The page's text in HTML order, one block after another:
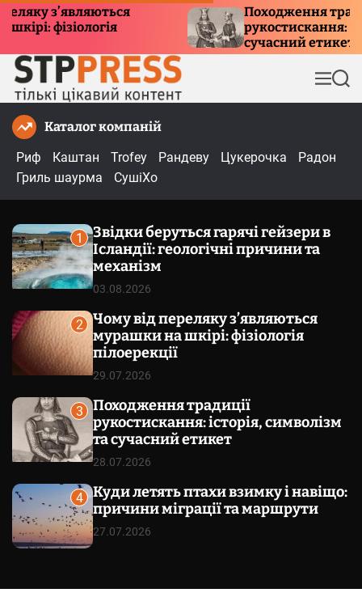
з’являються
Походження традиції
рукостискання: історія,
сучасний етикет
М
е
П
о
Каталог компаній
Риф
Каштан Trofey Рандеву Цукерочка
Радон
Гриль шаурма
СушіХо
1
Звідки беруться гарячі гейзери в
Ісландії: геологічні причини та
механізм
03.08.2026
2
Чому від переляку з’являються
мурашки на шкірі: фізіологія
пілоерекції
29.07.2026
3
Походження традиції
рукостискання: історія, символізм
та сучасний етикет
28.07.2026
4
Куди летять птахи взимку і навіщо:
причини міграції та маршрути
27.07.2026